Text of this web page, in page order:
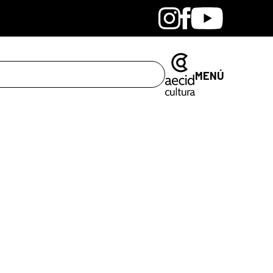
BandcampInstagram
Facebook
Youtube
MENÚ